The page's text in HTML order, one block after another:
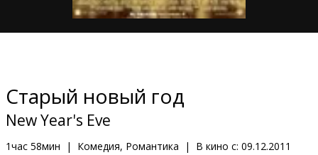
Кинозакуски
Клуб
Старый новый год
New Year's Eve
1час 58мин | Комедия, Романтика | В кино с: 09.12.2011